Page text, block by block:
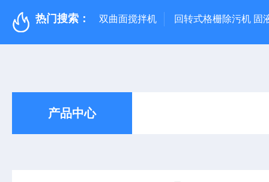
热门搜索： 双曲面搅拌机 回转式格栅除污机 固
产品中心